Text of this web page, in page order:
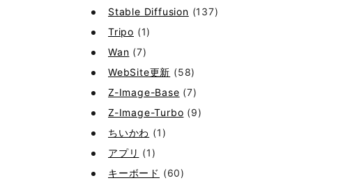
Stable Diffusion (137)
Tripo (1)
Wan (7)
WebSite更新 (58)
Z-Image-Base (7)
Z-Image-Turbo (9)
ちいかわ (1)
アプリ (1)
キーボード (60)